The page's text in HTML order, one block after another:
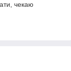
чекаю